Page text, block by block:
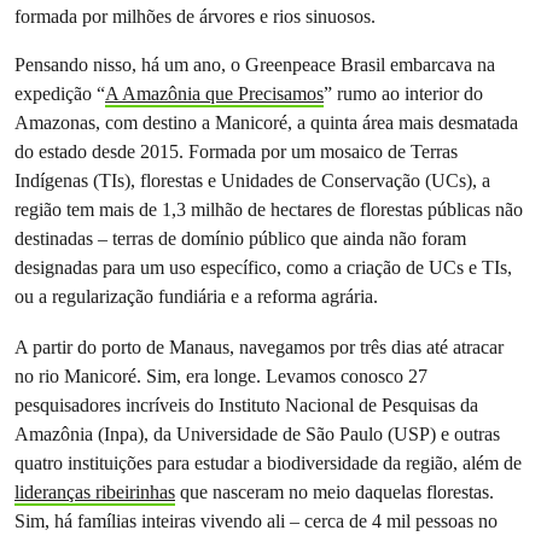
formada por milhões de árvores e rios sinuosos.
Pensando nisso, há um ano, o Greenpeace Brasil embarcava na
expedição “A Amazônia que Precisamos” rumo ao interior do
Amazonas, com destino a Manicoré, a quinta área mais desmatada
do estado desde 2015. Formada por um mosaico de Terras
Indígenas (TIs), florestas e Unidades de Conservação (UCs), a
região tem mais de 1,3 milhão de hectares de florestas públicas não
destinadas – terras de domínio público que ainda não foram
designadas para um uso específico, como a criação de UCs e TIs,
ou a regularização fundiária e a reforma agrária.
A partir do porto de Manaus, navegamos por três dias até atracar
no rio Manicoré. Sim, era longe. Levamos conosco 27
pesquisadores incríveis do Instituto Nacional de Pesquisas da
Amazônia (Inpa), da Universidade de São Paulo (USP) e outras
quatro instituições para estudar a biodiversidade da região, além de
lideranças ribeirinhas que nasceram no meio daquelas florestas.
Sim, há famílias inteiras vivendo ali – cerca de 4 mil pessoas no